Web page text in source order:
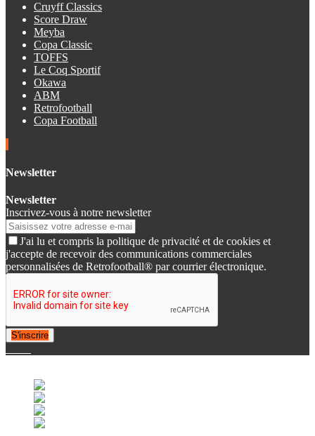
Cruyff Classics
Score Draw
Meyba
Copa Classic
TOFFS
Le Coq Sportif
Okawa
ABM
Retrofootball
Copa Football
Newsletter
Newsletter
Inscrivez-vous à notre newsletter
J'ai lu et compris la politique de privacité et de cookies et
j'accepte de recevoir des communications commerciales
personnalisées de Retrofootball® par courrier électronique.
S'inscrire